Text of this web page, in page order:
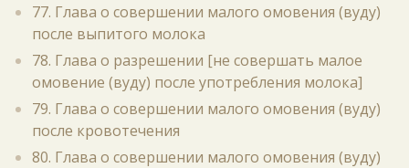
77. Глава о совершении малого омовения (вуду)
после выпитого молока
78. Глава о разрешении [не совершать малое
омовение (вуду) после употребления молока]
79. Глава о совершении малого омовения (вуду)
после кровотечения
80. Глава о совершении малого омовения (вуду)